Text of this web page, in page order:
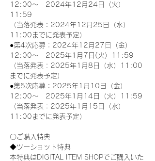
12:00～　2024年12月24日（火）
11:59
（当落発表：2024年12月25日（水）
11:00までに発表予定）
●第4次応募：2024年12月27日（金）
12:00～　2025年1月7日(火）11:59
（当落発表：2025年1月8日（水）11:00
までに発表予定）
●第5次応募：2025年1月10日（金）
12:00～　2025年1月14日（火）11:59
（当落発表：2025年1月15日（水）
11:00までに発表予定）
〇ご購入特典
◆ツーショット特典
本特典はDIGITAL ITEM SHOPでご購入いた